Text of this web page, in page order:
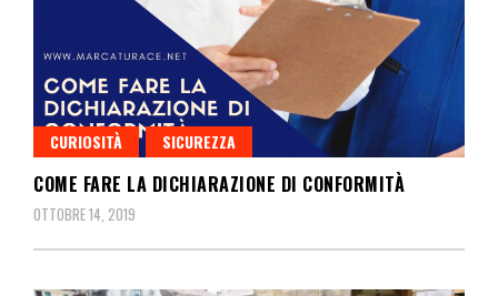
CURIOSITÀ SICUREZZA
COME FARE LA DICHIARAZIONE DI CONFORMITÀ
OTTOBRE 14, 2019